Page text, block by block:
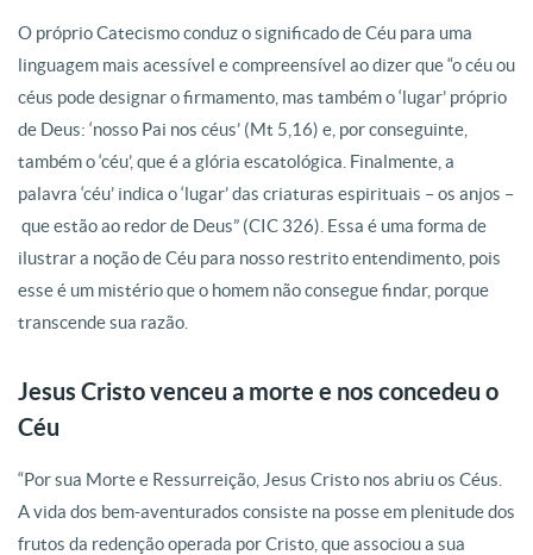
O próprio Catecismo conduz o significado de Céu para uma
linguagem mais acessível e compreensível ao dizer que “o céu ou
céus pode designar o firmamento, mas também o ‘lugar’ próprio
de Deus: ‘nosso Pai nos céus’ (Mt 5,16) e, por conseguinte,
também o ‘céu’, que é a glória escatológica. Finalmente, a
palavra ‘céu’ indica o ‘lugar’ das criaturas espirituais – os anjos –
que estão ao redor de Deus” (CIC 326). Essa é uma forma de
ilustrar a noção de Céu para nosso restrito entendimento, pois
esse é um mistério que o homem não consegue findar, porque
transcende sua razão.
Jesus Cristo venceu a morte e nos concedeu o
Céu
“Por sua Morte e Ressurreição, Jesus Cristo nos abriu os Céus.
A vida dos bem-aventurados consiste na posse em plenitude dos
frutos da redenção operada por Cristo, que associou a sua